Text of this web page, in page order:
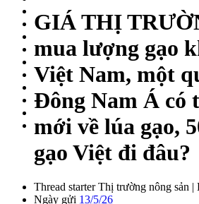
GIÁ THỊ
mua lượng gạo
Việt Nam, một
Đông Nam Á có
mới về lúa gạo,
gạo Việt đi đâu?
Thread starter Thị trường nông sản |
Ngày gửi 13/5/26